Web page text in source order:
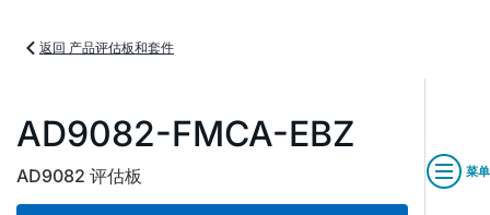
返回 产品评估板和套件
AD9082-FMCA-EBZ
AD9082 评估板 菜单